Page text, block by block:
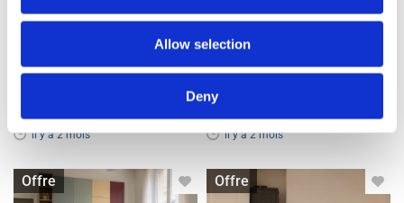
Allow selection
Deny
comprises
Dépôt de garantie
il y a 2 mois
comprises
850 €
Dépôt de garantie
1700 €
il y a 2 mois
Offre
Chambre à louer Offre
Chambre à louer